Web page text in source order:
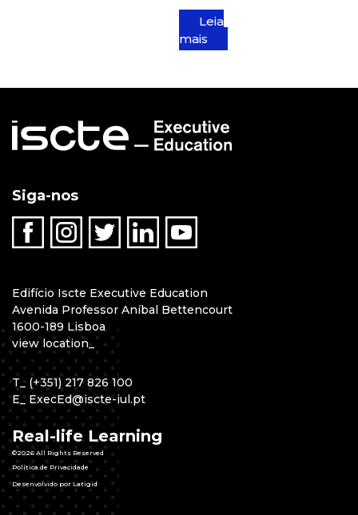
Leia
mais
Siga-nos
Edifício Iscte Executive Education
Avenida Professor Aníbal Bettencourt
1600-189 Lisboa
view location_
T _ (+351) 217 826 100
E _ ExecEd@iscte-iul.pt
Real-life Learning
©2026 All Rights Reserved
Política de Privacidade
Desenvolvido por Latigid